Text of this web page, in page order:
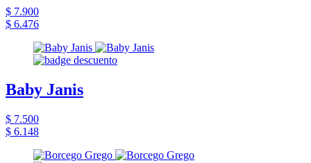
$ 7.900
$ 6.476
Baby Janis
$ 7.500
$ 6.148